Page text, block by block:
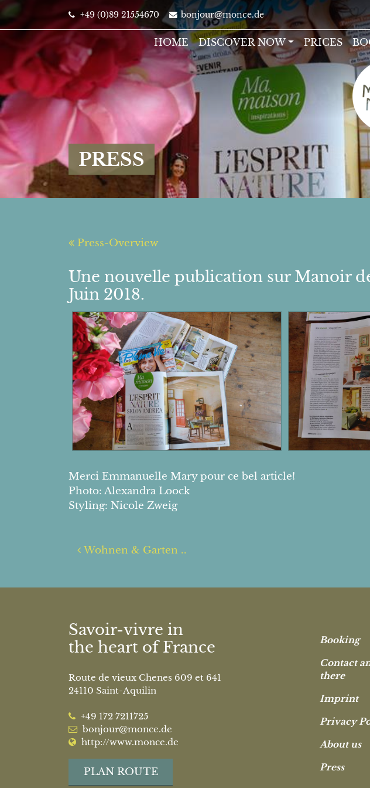
+49 (0)89 21554670 bonjour@monce.de
HOME DISCOVER NOW PRICES
PRESS
Press-Overview
Une nouvelle publication sur Manoir
Juin 2018.
Merci Emmanuelle Mary pour ce bel article!
Photo: Alexandra Loock
Styling: Nicole Zweig
Post navigation
Wohnen & Garten ..
Savoir-vivre in
the heart of France
Route de vieux Chenes 609 et 641
24110 Saint-Aquilin
‭+49 172 7211725‬
bonjour@monce.de
http://www.monce.de
PLAN ROUTE
Booking
Contact
there
Imprint
Privacy
About us
Press